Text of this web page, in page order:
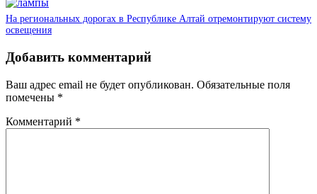
На региональных дорогах в Республике Алтай отремонтируют систему
освещения
Добавить комментарий
Ваш адрес email не будет опубликован. Обязательные поля
помечены *
Комментарий *